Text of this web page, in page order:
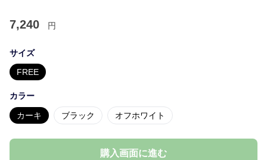
7,240 円
サイズ
FREE
カラー
カーキ ブラック オフホワイト
購入画面に進む